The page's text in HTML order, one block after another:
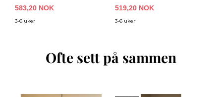
583,20 NOK
3-6 uker
519,20 NOK
3-6 uker
Ofte sett på sammen